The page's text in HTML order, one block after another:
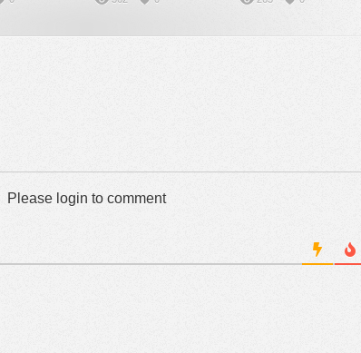
与化学性质说课–
课-22140847
Please login to comment